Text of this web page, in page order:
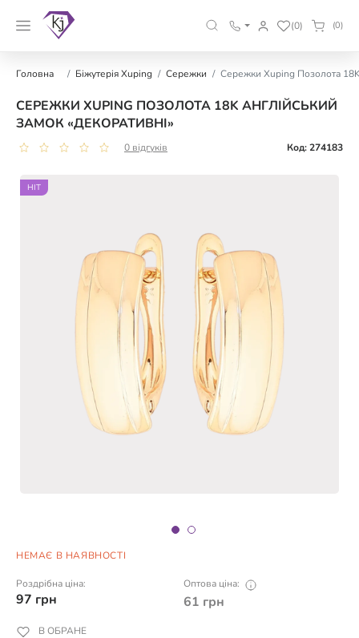
(0) (0)
Головна Біжутерія Xuping Сережки Сережки Xuping Позолота 18K
СЕРЕЖКИ XUPING ПОЗОЛОТА 18K АНГЛІЙСЬКИЙ
ЗАМОК «ДЕКОРАТИВНІ»
0 відгуків Код: 274183
HIT
HIT
НЕМАЄ В НАЯВНОСТІ
Роздрібна ціна:
97 грн
Оптова ціна:
61 грн
В ОБРАНЕ